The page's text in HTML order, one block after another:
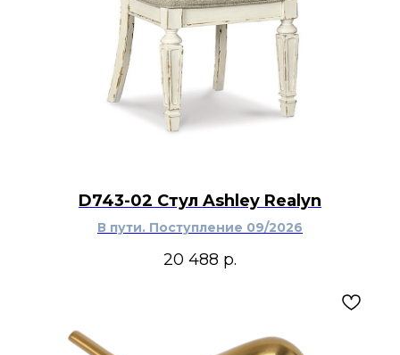
D743-02 Стул Ashley Realyn
В пути. Поступление 09/2026
20 488 р.